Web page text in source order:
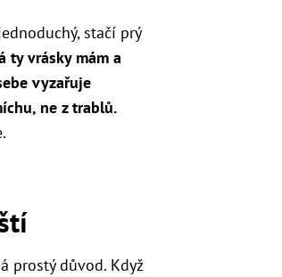
stačí prý
ty vrásky mám a
vyzařuje
ne z trablů.
prostý důvod. Když